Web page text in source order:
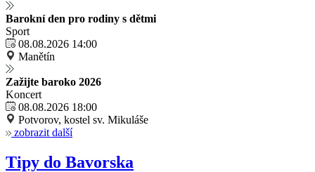
Barokní den pro rodiny s dětmi
Sport
08.08.2026 14:00
Manětín
Zažijte baroko 2026
Koncert
08.08.2026 18:00
Potvorov, kostel sv. Mikuláše
zobrazit další
Tipy do Bavorska